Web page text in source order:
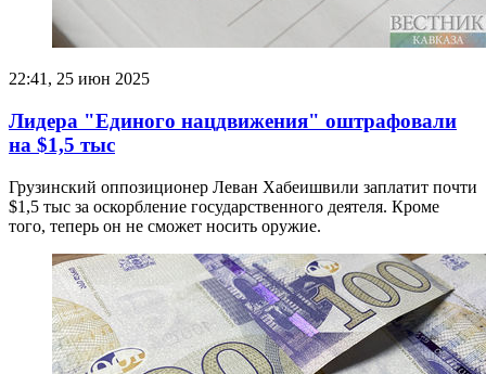
22:41, 25 июн 2025
Лидера "Единого нацдвижения" оштрафовали
на $1,5 тыс
Грузинский оппозиционер Леван Хабеишвили заплатит почти
$1,5 тыс за оскорбление государственного деятеля. Кроме
того, теперь он не сможет носить оружие.